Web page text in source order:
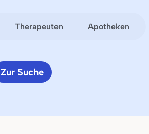
Therapeuten Apotheken
Zur Suche